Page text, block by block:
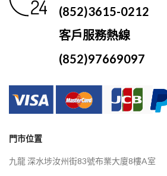
(852)3615-0212
客戶服務熱線
(852)97669097
門市位置
九龍 深水埗汝州街83號布業大廈8樓A室